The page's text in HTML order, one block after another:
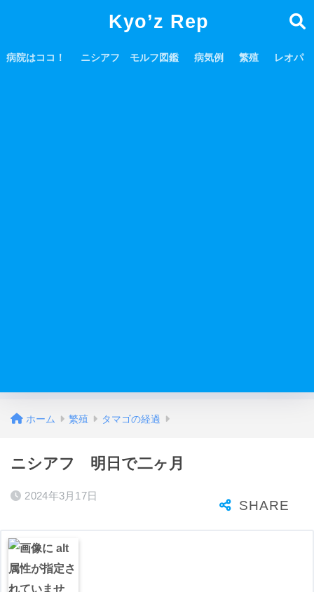
Kyo’z Rep
病院はココ！ ニシアフ モルフ図鑑 病気例 繁殖 レオパ
ホーム 繁殖 タマゴの経過
ニシアフ 明日で二ヶ月
2024年3月17日